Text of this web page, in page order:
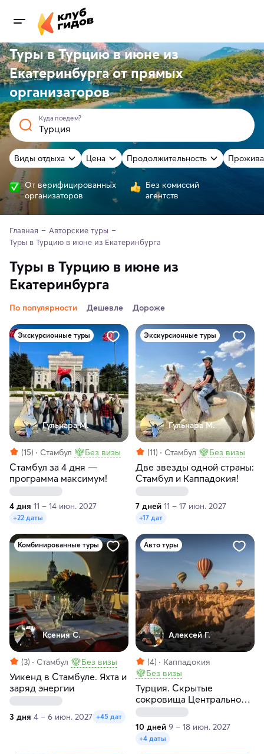
Туры в Турцию в июне из
Екатеринбурга отпрямых
организаторов
Куда поедем?
Виды отдыха Цена Продолжительность
От верифицированных
организаторов
Без комиссий
агентств
Главная
Авторские туры
Туры в Турцию в июне из Екатеринбурга
Туры в Турцию в июне из
Екатеринбурга
По популярности Дешевле Дороже
Экскурсионные туры
Гульнара М.
(15) Стамбул Без визы
Стамбул за 4 дня —
программа максимум!
4 дня 11 – 14 июн. 2027
+22 даты
Экскурсионные туры
Гульнара М.
(11) Стамбул Без визы
Две звезды одной страны:
Стамбул и Каппадокия!
7 дней 11 – 17 июн. 2027
+17 дат
Комбинированные туры
Ксения С.
(3) Стамбул Без визы
Уикенд в Стамбуле. Яхта и
заряд энергии
3 дня 4 – 6 июн. 2027 +45 дат
Авто туры
Алексей Г.
(4)
Каппадокия
Без визы
Турция. Скрытые
сокровища Центральной
Анатолии
10 дней 9 – 18 июн. 2027
+4 даты